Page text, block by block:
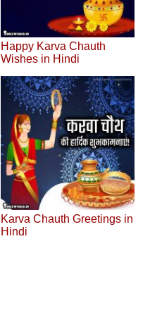
Happy Karva Chauth
Wishes in Hindi
Karva Chauth Greetings in
Hindi